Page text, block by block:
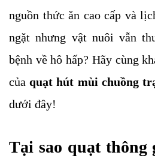
nguồn thức ăn cao cấp và
ngặt nhưng vật nuôi vẫn
bệnh về hô hấp? Hãy cùng
của quạt hút mùi chuồng
dưới đây!
Tại sao quạt thông